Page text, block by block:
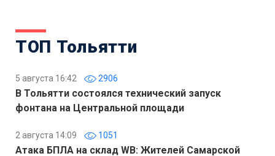
ТОП Тольятти
5 августа 16:42 2906
В Тольятти состоялся технический запуск
фонтана на Центральной площади
2 августа 14:09 1051
Атака БПЛА на склад WB: Жителей Самарской